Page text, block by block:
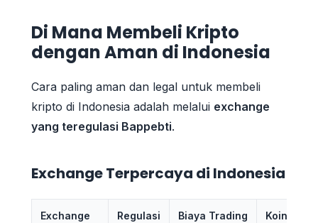
Di Mana Membeli Kripto
dengan Aman di Indonesia
Cara paling aman dan legal untuk membeli
kripto di Indonesia adalah melalui exchange
yang teregulasi Bappebti.
Exchange Terpercaya di Indonesia
Exchange Regulasi Biaya Trading Koin